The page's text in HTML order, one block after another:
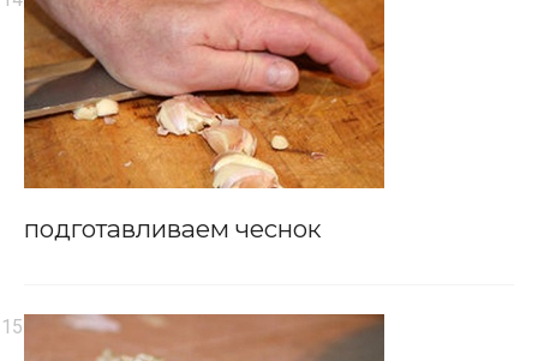
подготавливаем чеснок